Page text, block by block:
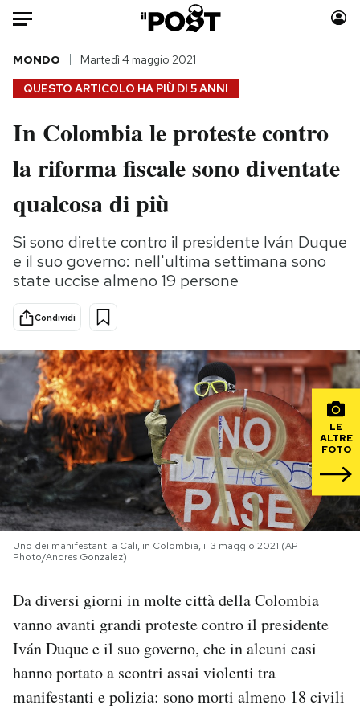
Auto
HOME
Italia
Politica
Tecnologia
Scienza
Cultura
Sport
Moda
Consumismi
Media
PODCAST
NEWSLETTER
I MIEI PREFERITI
SHOP
CALENDARIO
AREA PERSONALE
Area Personale
QUESTO ARTICOLO HA PIÙ DI 5 ANNI
MONDO Martedì 4 maggio 2021
In Colombia le proteste contro
la riforma fiscale sono diventate
qualcosa di più
Si sono dirette contro il presidente Iván Duque
e il suo governo: nell'ultima settimana sono
state uccise almeno 19 persone
Condividi
LE
ALTRE
FOTO
Uno dei manifestanti a Cali, in Colombia, il 3 maggio 2021 (AP
Photo/Andres Gonzalez)
Da diversi giorni in molte città della Colombia
vanno avanti grandi proteste contro il presidente
Iván Duque e il suo governo, che in alcuni casi
hanno portato a scontri assai violenti tra
manifestanti e polizia: sono morti almeno 18 civili